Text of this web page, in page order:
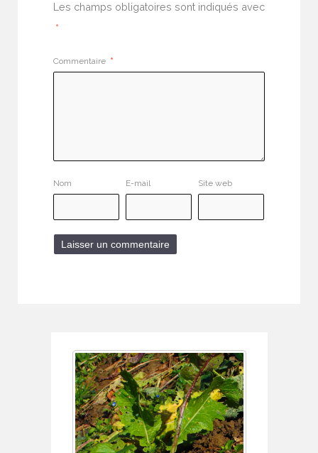
Les champs obligatoires sont indiqués avec
*
Commentaire *
Nom E-mail Site web